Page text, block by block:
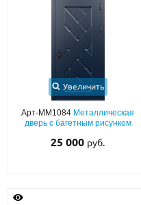
Увеличить
Арт-ММ1084 Металлическая
дверь с багетным рисунком
25 000 руб.